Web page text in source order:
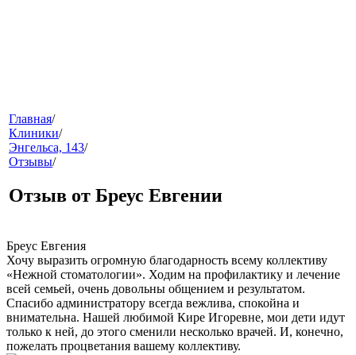
меню
звонок
Главная/
Клиники/
Энгельса, 143/
Отзывы/
Отзыв от Бреус Евгении
Бреус Евгения
Хочу выразить огромную благодарность всему коллективу
«Нежной стоматологии». Ходим на профилактику и лечение
всей семьей, очень довольны общением и результатом.
Спасибо администратору всегда вежлива, спокойна и
внимательна. Нашей любимой Кире Игоревне, мои дети идут
только к ней, до этого сменили несколько врачей. И, конечно,
пожелать процветания вашему коллективу.